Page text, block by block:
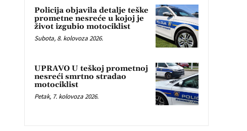
Policija objavila detalje teške
prometne nesreće u kojoj je
život izgubio motociklist
Subota, 8. kolovoza 2026.
UPRAVO U teškoj prometnoj
nesreći smrtno stradao
motociklist
Petak, 7. kolovoza 2026.